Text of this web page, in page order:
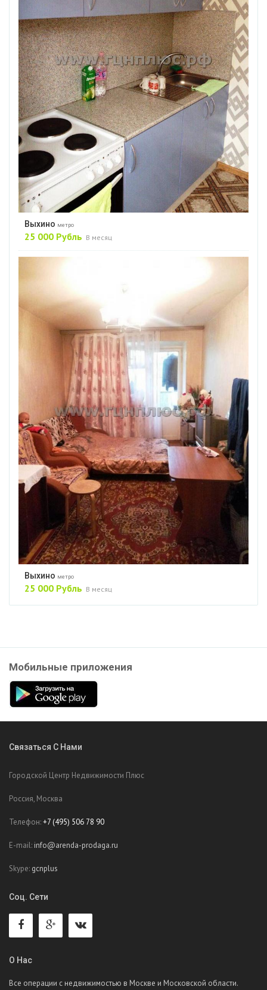
Выхино метро
25 000 Рубль В месяц
Выхино метро
25 000 Рубль В месяц
Мобильные приложения
Связаться С Нами
Городской Центр Недвижимости Плюс
Россия, Москва
Телефон:+7 (495) 506 78 90
E-mail: info@arenda-prodaga.ru
Skype: gcnplus
Соц. Сети
О Нас
Все операции с недвижимостью в Москве и Московской области.